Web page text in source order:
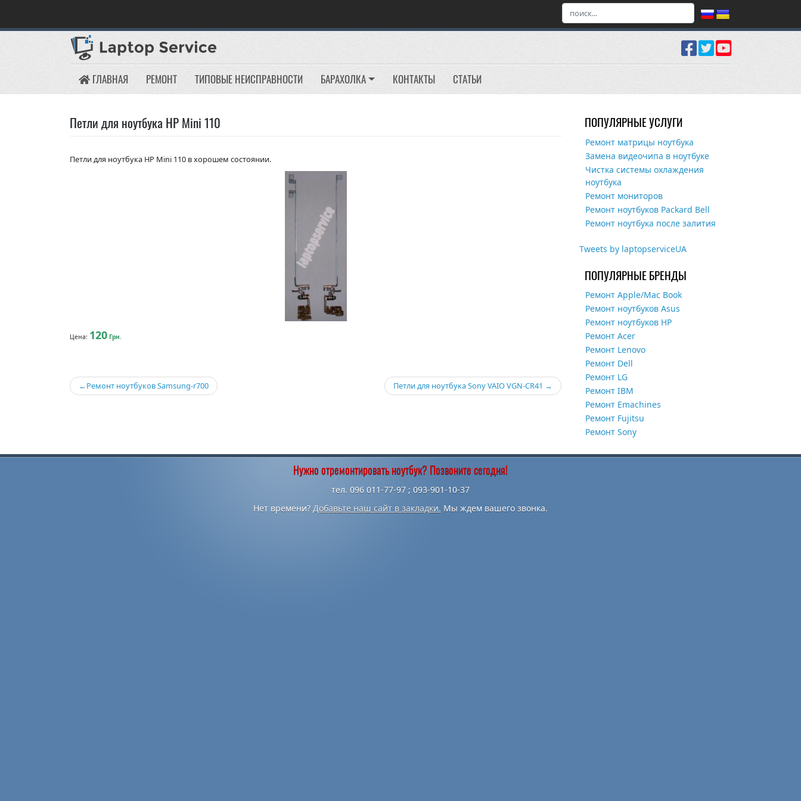
content
ГЛАВНАЯ РЕМОНТ ТИПОВЫЕ НЕИСПРАВНОСТИ БАРАХОЛКА КОНТАКТЫ СТАТЬИ
Петли для ноутбука HP Mini 110
Петли для ноутбука HP Mini 110 в хорошем состоянии.
Цена: 120 Грн.
Навигация
Ремонт ноутбуков Samsung-r700 Петли для ноутбука Sony VAIO VGN-CR41
ПОПУЛЯРНЫЕ УСЛУГИ
Ремонт матрицы ноутбука
Замена видеочипа в ноутбуке
Чистка системы охлаждения
ноутбука
Ремонт мониторов
Ремонт ноутбуков Packard Bell
Ремонт ноутбука после залития
Tweets by laptopserviceUA
ПОПУЛЯРНЫЕ БРЕНДЫ
Ремонт Apple/Mac Book
Ремонт ноутбуков Asus
Ремонт ноутбуков HP
Ремонт Acer
Ремонт Lenovo
Ремонт Dell
Ремонт LG
Ремонт IBM
Ремонт Emachines
Ремонт Fujitsu
Ремонт Sony
Нужно отремонтировать ноутбук? Позвоните сегодня!
тел. 096 011-77-97 ; 093-901-10-37
Нет времени? Добавьте наш сайт в закладки. Мы ждем вашего звонка.